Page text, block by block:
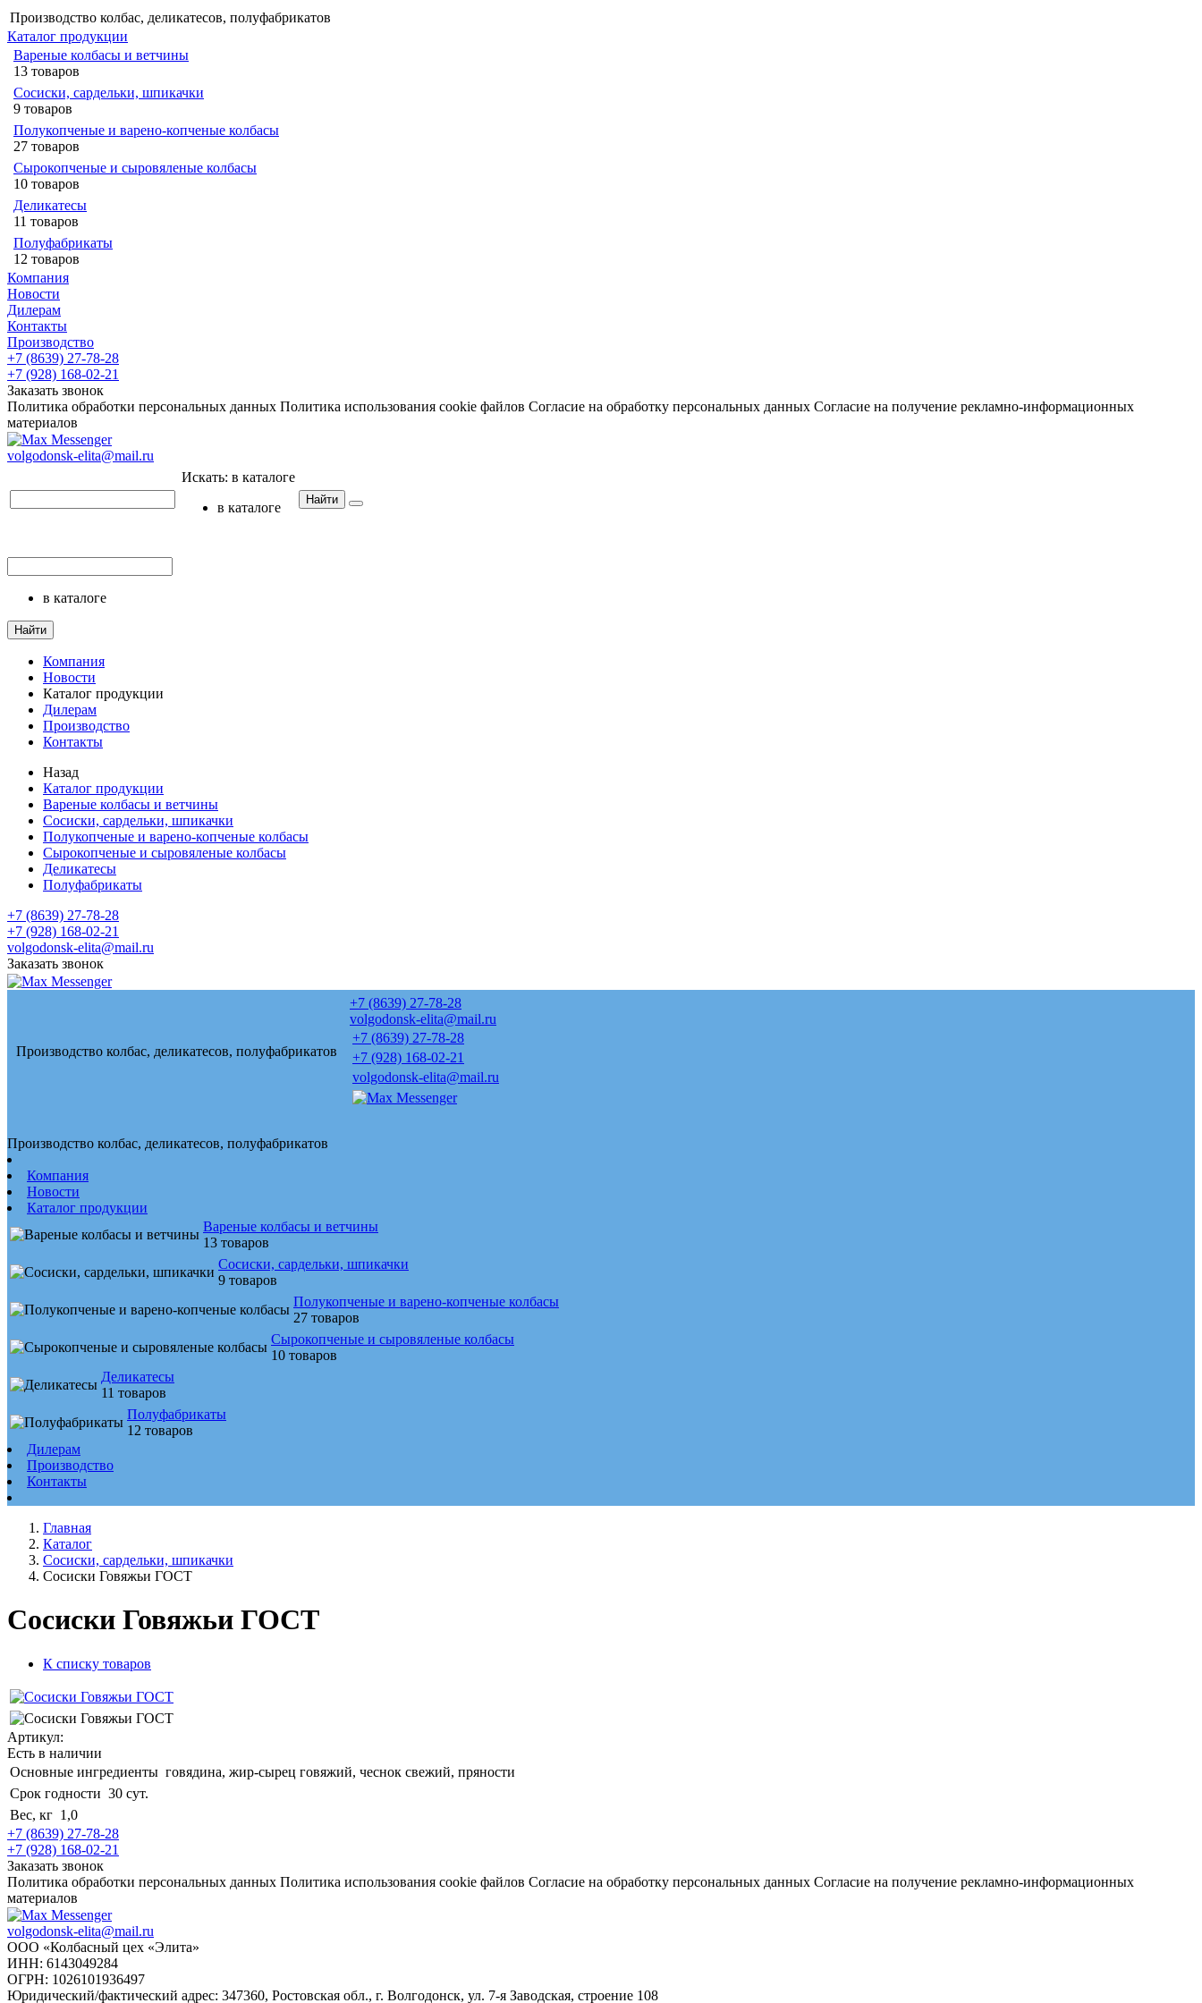
Производство колбас, деликатесов, полуфабрикатов
Каталог продукции
Вареные колбасы и ветчины
13 товаров
Сосиски, сардельки, шпикачки
9 товаров
Полукопченые и варено-копченые колбасы
27 товаров
Сырокопченые и сыровяленые колбасы
10 товаров
Деликатесы
11 товаров
Полуфабрикаты
12 товаров
Компания
Новости
Дилерам
Контакты
Производство
+7 (8639) 27-78-28
+7 (928) 168-02-21
Заказать звонок
Политика обработки персональных данных Политика использования cookie файлов Согласие на обработку персональных данных Согласие на получение рекламно-информационных
материалов
volgodonsk-elita@mail.ru
Искать: в каталоге
в каталоге
Найти
в каталоге
Найти
Компания
Новости
Каталог продукции
Дилерам
Производство
Контакты
Назад
Каталог продукции
Вареные колбасы и ветчины
Сосиски, сардельки, шпикачки
Полукопченые и варено-копченые колбасы
Сырокопченые и сыровяленые колбасы
Деликатесы
Полуфабрикаты
+7 (8639) 27-78-28
+7 (928) 168-02-21
volgodonsk-elita@mail.ru
Заказать звонок
Производство колбас, деликатесов, полуфабрикатов
+7 (8639) 27-78-28
volgodonsk-elita@mail.ru
+7 (8639) 27-78-28
+7 (928) 168-02-21
volgodonsk-elita@mail.ru
Производство колбас, деликатесов, полуфабрикатов
Компания
Новости
Каталог продукции
Вареные колбасы и ветчины
13 товаров
Сосиски, сардельки, шпикачки
9 товаров
Полукопченые и варено-копченые колбасы
27 товаров
Сырокопченые и сыровяленые колбасы
10 товаров
Деликатесы
11 товаров
Полуфабрикаты
12 товаров
Дилерам
Производство
Контакты
Главная
Каталог
Сосиски, сардельки, шпикачки
Сосиски Говяжьи ГОСТ
Сосиски Говяжьи ГОСТ
К списку товаров
Артикул:
Есть в наличии
Основные ингредиенты говядина, жир-сырец говяжий, чеснок свежий, пряности
Срок годности 30 сут.
Вес, кг 1,0
+7 (8639) 27-78-28
+7 (928) 168-02-21
Заказать звонок
Политика обработки персональных данных Политика использования cookie файлов Согласие на обработку персональных данных Согласие на получение рекламно-информационных
материалов
volgodonsk-elita@mail.ru
ООО «Колбасный цех «Элита»
ИНН: 6143049284
ОГРН: 1026101936497
Юридический/фактический адрес: 347360, Ростовская обл., г. Волгодонск, ул. 7-я Заводская, строение 108